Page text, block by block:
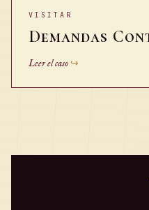
VISITAR
Demandas
Leer el caso ↪